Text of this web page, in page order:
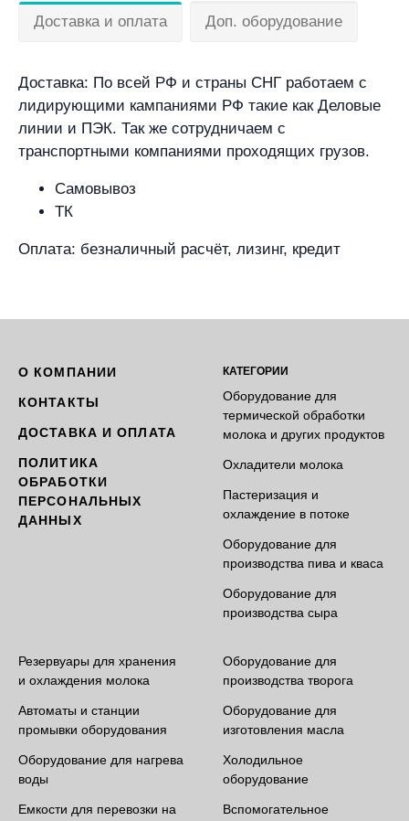
Доставка и оплата Доп. оборудование
Доставка: По всей РФ и страны СНГ работаем с
лидирующими кампаниями РФ такие как Деловые
линии и ПЭК. Так же сотрудничаем с
транспортными компаниями проходящих грузов.
Самовывоз
ТК
Оплата: безналичный расчёт, лизинг, кредит
О КОМПАНИИ
КОНТАКТЫ
ДОСТАВКА И ОПЛАТА
ПОЛИТИКА
ОБРАБОТКИ
ПЕРСОНАЛЬНЫХ
ДАННЫХ
КАТЕГОРИИ
Оборудование для
термической обработки
молока и других продуктов
Охладители молока
Пастеризация и
охлаждение в потоке
Оборудование для
производства пива и кваса
Оборудование для
производства сыра
Резервуары для хранения
и охлаждения молока
Автоматы и станции
промывки оборудования
Оборудование для нагрева
воды
Емкости для перевозки на
Оборудование для
производства творога
Оборудование для
изготовления масла
Холодильное
оборудование
Вспомогательное